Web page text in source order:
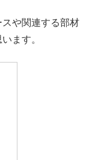
や関連する部材
ます。